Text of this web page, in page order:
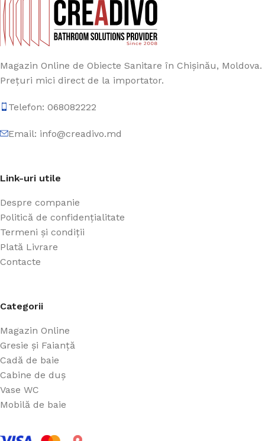
Magazin Online de Obiecte Sanitare în Chișinău, Moldova.
Prețuri mici direct de la importator.
Telefon: 068082222
Email: info@creadivo.md
Link-uri utile
Despre companie
Politică de confidențialitate
Termeni și condiții
Plată Livrare
Contacte
Categorii
Magazin Online
Gresie și Faianță
Cadă de baie
Cabine de duș
Vase WC
Mobilă de baie